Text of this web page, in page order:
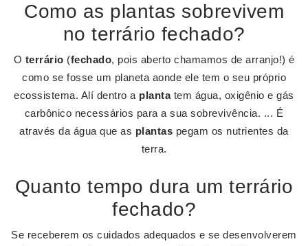
Como as plantas sobrevivem
no terrário fechado?
O terrário (fechado, pois aberto chamamos de arranjo!) é
como se fosse um planeta aonde ele tem o seu próprio
ecossistema. Alí dentro a plantatem água, oxigênio e gás
carbônico necessários para a sua sobrevivência. ... É
através da água que as plantas pegam os nutrientes da
terra.
Quanto tempo dura um terrário
fechado?
Se receberem os cuidados adequados e se desenvolverem